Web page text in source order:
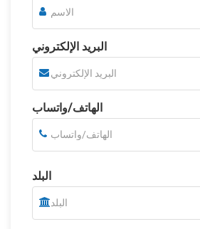
البريد الإلكتروني
الهاتف/واتساب
البلد